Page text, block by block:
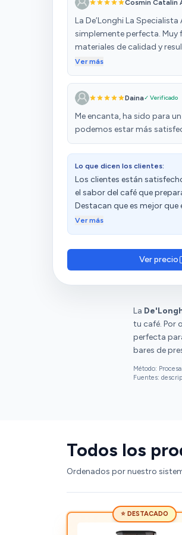
Cosmin Catalin
La De’Longhi La Specialista
simplemente perfecta. Muy
materiales de calidad y
cafetería en casa. El
temperatura del café es
gusta disfrutar de un buen
cappuccino sin
que promete.
Ver más
Daina✓ Verificado
Me encanta, ha sido para
podemos estar más
Lo que dicen los clientes:
Los clientes están
el sabor del café que
Destacan que es mejor que
bares y que el café frío está
depósito de molienda no es
dificulta su limpieza.
diversas sobre la fiabilidad,
Ver más
Ver precio
La
tu café. Por
perfecta
bares de
Método:
Fuentes:
Todos los
Ordenados por nuestro
⭐ DESTACADO